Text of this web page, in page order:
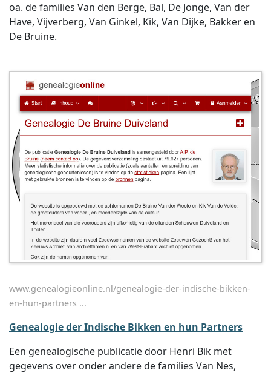
oa. de families Van den Berge, Bal, De Jonge, Van der
Have, Vijverberg, Van Ginkel, Kik, Van Dijke, Bakker en
De Bruine.
www.genealogieonline.nl/genealogie-der-indische-bikken-
en-hun-partners ...
Genealogie der Indische Bikken en hun Partners
Een genealogische publicatie door Henri Bik met
gegevens over onder andere de families Van Nes,